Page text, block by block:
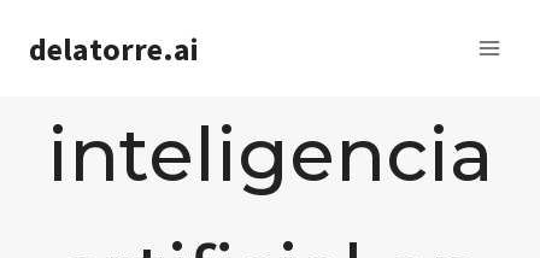
delatorre.ai
inteligencia